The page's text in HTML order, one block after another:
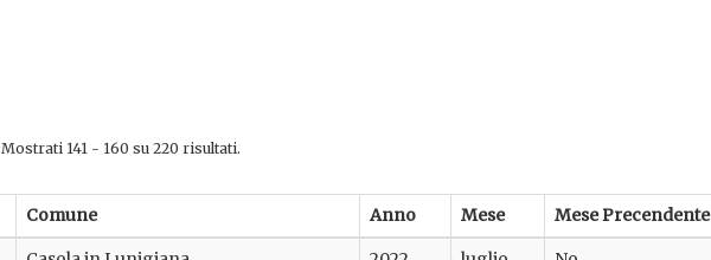
Mostrati 141 - 160 su 220 risultati.
Comune Anno Mese Mese Precendente